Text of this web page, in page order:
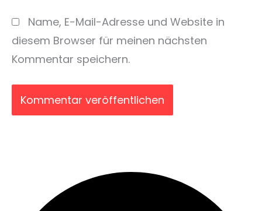
Name, E-Mail-Adresse und Website in
diesem Browser für meinen nächsten
Kommentar speichern.